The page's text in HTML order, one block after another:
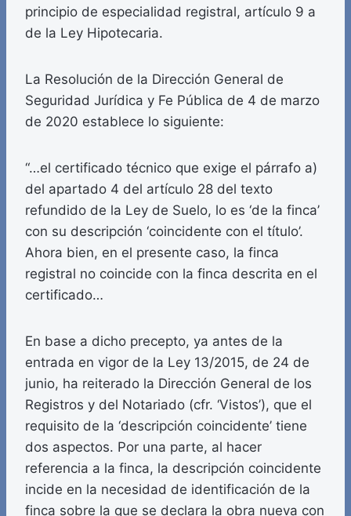
principio de especialidad registral, artículo 9 a
de la Ley Hipotecaria.
La Resolución de la Dirección General de
Seguridad Jurídica y Fe Pública de 4 de marzo
de 2020 establece lo siguiente:
“…el certificado técnico que exige el párrafo a)
del apartado 4 del artículo 28 del texto
refundido de la Ley de Suelo, lo es ‘de la finca’
con su descripción ‘coincidente con el título’.
Ahora bien, en el presente caso, la finca
registral no coincide con la finca descrita en el
certificado…
En base a dicho precepto, ya antes de la
entrada en vigor de la Ley 13/2015, de 24 de
junio, ha reiterado la Dirección General de los
Registros y del Notariado (cfr. ‘Vistos’), que el
requisito de la ‘descripción coincidente’ tiene
dos aspectos. Por una parte, al hacer
referencia a la finca, la descripción coincidente
incide en la necesidad de identificación de la
finca sobre la que se declara la obra nueva con